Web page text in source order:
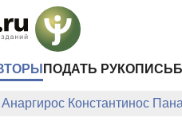
ПОДАТЬ РУКОПИСЬ
Анаргирос Константинос